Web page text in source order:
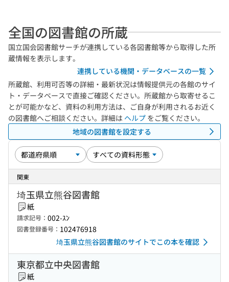
全国の図書館の所蔵
国立国会図書館サーチが連携している各図書館等から取得した所
蔵情報を表示します。
連携している機関・データベースの一覧
所蔵館、利用可否等の詳細・最新状況は情報提供元の各館のサイ
ト・データベースで直接ご確認ください。所蔵館から取寄せるこ
とが可能かなど、資料の利用方法は、ご自身が利用されるお近く
の図書館へご相談ください。詳細は ヘルプ をご覧ください。
地域の図書館を設定する
関東
埼玉県立熊谷図書館
紙
請求記号： 002-ｽﾝ
図書登録番号： 102476918
埼玉県立熊谷図書館のサイトでこの本を確認
東京都立中央図書館
紙